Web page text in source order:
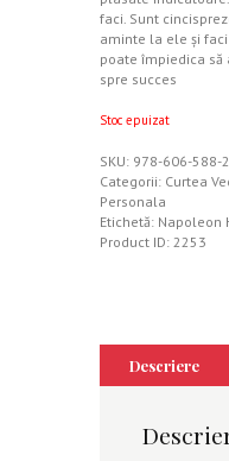
faci. Sunt
aminte la ele şi
poate împiedica să
spre succes
Stoc epuizat
SKU: 978-606-588-
Categorii: Curtea
Personala
Etichetă: Napoleon
Product ID: 2253
Descriere